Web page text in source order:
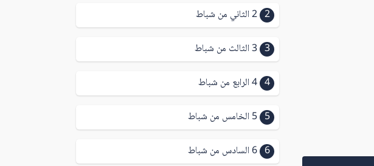
2 2 الثاني من شباط
3 3 الثالث من شباط
4 4 الرابع من شباط
5 5 الخامس من شباط
6 6 السادس من شباط